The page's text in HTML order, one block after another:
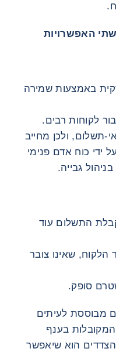
האפשרויות
באמצעות שמירה
לקוחות רבים.
ולכן מחייב
ידי כוח אדם פנימי
גבייה.
התשלום עוד
שאינו צובר
סופק.
מבוססת לעיתים
המקובלות בענף
הצדדים הוא שיאפשר